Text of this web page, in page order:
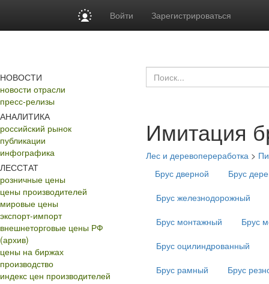
Войти Зарегистрироваться
НОВОСТИ
новости отрасли
пресс-релизы
АНАЛИТИКА
российский рынок
публикации
инфографика
ЛЕССТАТ
розничные цены
цены производителей
мировые цены
экспорт-импорт
внешнеторговые цены РФ
(архив)
цены на биржах
производство
индекс цен производителей
Имитация
Лес и деревопереработка >
Брус дверной
Брус
Брус железнодорожный
Брус монтажный
Брус
Брус оцилиндрованный
Брус рамный
Брус